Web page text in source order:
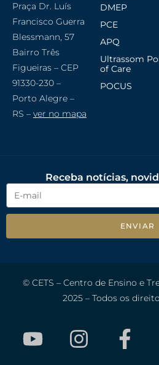
Praça Dr. Luís
Francisco Guerra
Blessmann, 57
Bairro Três
Figueiras – CEP
91330-230 –
Porto Alegre –
RS – ver no mapa
DMEP
PCE
APQ
Ultrassom
of Care
POCUS
Receba notícias,
ENVIAR
© CETS – Centro de Ensino e
2025 – Todos os